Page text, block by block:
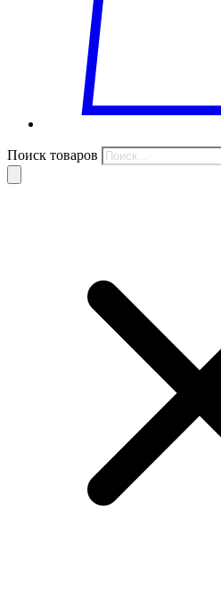
Поиск товаров